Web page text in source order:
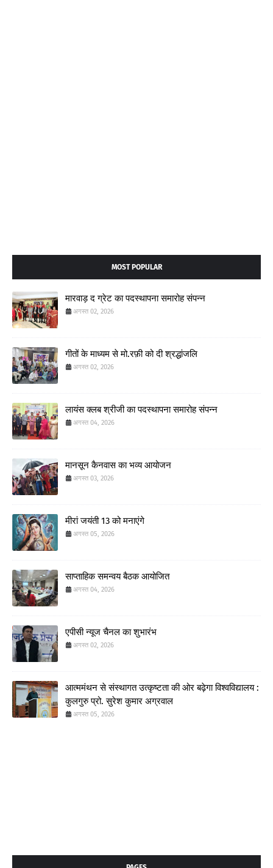
MOST POPULAR
मारवाड़ द ग्रेट का पदस्थापना समारोह संपन्न
अगस्त 02, 2026
गीतों के माध्यम से मो.रफ़ी को दी श्रद्धांजलि
अगस्त 02, 2026
लायंस क्लब श्रीजी का पदस्थापना समारोह संपन्न
अगस्त 04, 2026
मानसून कैनवास का भव्य आयोजन
अगस्त 03, 2026
मीरां जयंती 13 को मनाएंगे
अगस्त 05, 2026
साप्ताहिक समन्वय बैठक आयोजित
अगस्त 04, 2026
एपीसी न्यूज चैनल का शुभारंभ
अगस्त 02, 2026
आत्ममंथन से संस्थागत उत्कृष्टता की ओर बढ़ेगा विश्वविद्यालय :
कुलगुरु प्रो. सुरेश कुमार अग्रवाल
अगस्त 05, 2026